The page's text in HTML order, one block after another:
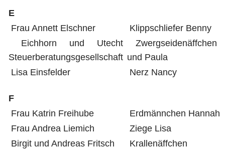
E
Frau Annett Elschner
Klippschliefer Benny
Eichhorn und Utecht
Steuerberatungsgesellschaft
Zwergseidenäffchen
und Paula
Lisa Einsfelder
Nerz Nancy
F
Frau Katrin Freihube
Erdmännchen Hannah
Frau Andrea Liemich
Ziege Lisa
Birgit und Andreas Fritsch
Krallenäffchen